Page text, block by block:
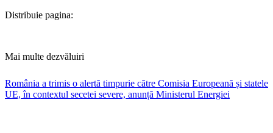
Distribuie pagina:
Mai multe dezvăluiri
România a trimis o alertă timpurie către Comisia Europeană și statele
UE, în contextul secetei severe, anunță Ministerul Energiei